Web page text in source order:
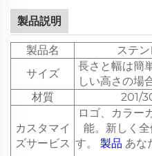
製品説明
製品名
ステ
サイズ
長さと幅は簡
しい高さの場
材質
201/
カスタマイ
ズサービス
ロゴ、カラー
能。新しく
す。 製品 あな